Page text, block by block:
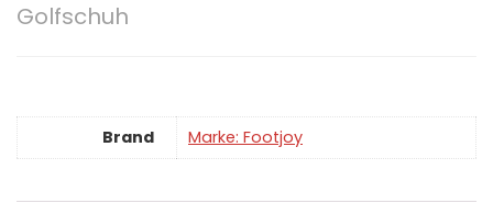
Golfschuh
Brand Marke: Footjoy